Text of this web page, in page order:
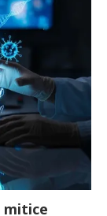
mitice